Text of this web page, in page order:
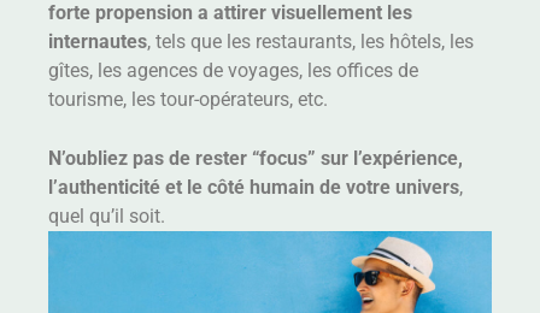
forte propension a attirer visuellement les
internautes, tels que les restaurants, les hôtels, les
gîtes, les agences de voyages, les offices de
tourisme, les tour-opérateurs, etc.
N’oubliez pas de rester “focus” sur l’expérience,
l’authenticité et le côté humain de votre univers,
quel qu’il soit.